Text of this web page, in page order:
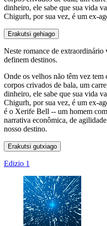
dinheiro, ele sabe que sua vida
Chigurh, por sua vez, é um ex-
Erakutsi gehiago
Neste romance de
definem destinos.
Onde os velhos não têm vez
corpos crivados de bala, um
dinheiro, ele sabe que sua vida
Chigurh, por sua vez, é um ex-
é o Xerife Bell -- um homem
narrativa econômica, de
nosso destino.
Erakutsi gutxiago
Edizio 1